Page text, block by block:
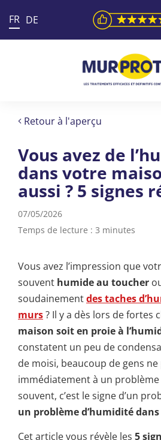
FR DE
Retour à l'aperçu
Vous avez de
dans votre
aussi ? 5 signes
07/05/2026
Temps de lecture : 3 minutes
Vous avez l’impression que
souvent humide au toucher
soudainementdes taches
murs? Il y a dès lors de fortes
maison soit en proie à
constatent un peu de
de moisi, beaucoup de gens
immédiatement à un problème
souvent, c’est le signe d’un
un problème d’humidité
Cet article vous révèle les 5